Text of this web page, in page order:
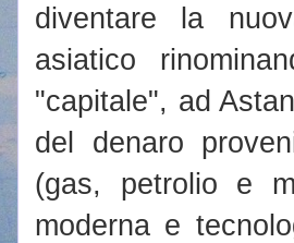
diventare la
asiatico
"capitale", ad
del denaro
(gas, petrolio e
moderna e